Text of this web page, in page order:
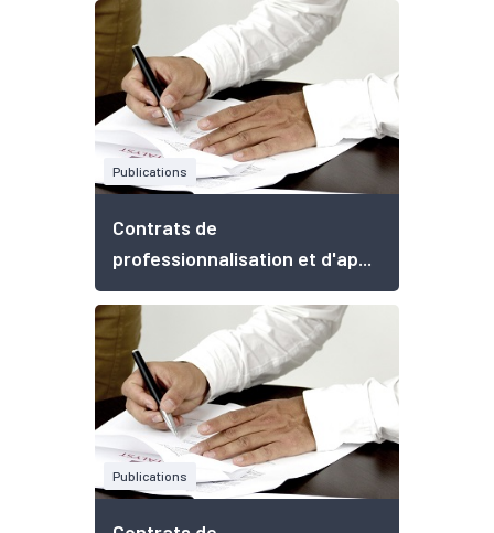
Publications
Contrats de
professionnalisation et d'ap...
Publications